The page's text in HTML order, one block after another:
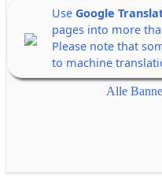
Use Google
pages into more
Please note that
to machine
Alle